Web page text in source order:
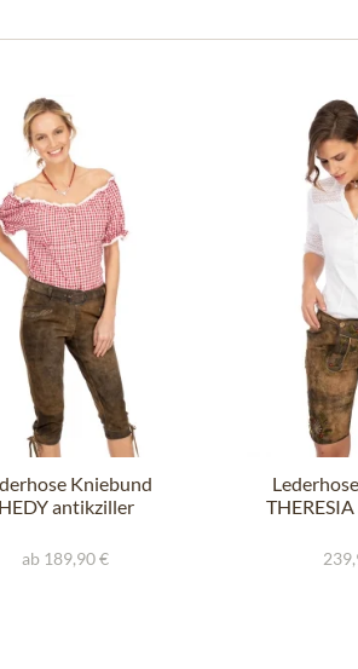
Kniebund
HEDY antikziller
ab 189,90 €